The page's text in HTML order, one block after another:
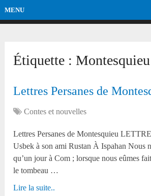
MENU
Étiquette :Montesquieu
Lettres Persanes de
Contes et nouvelles
Lettres Persanes de Montesquieu
Usbek à son ami Rustan À Ispahan Nous
qu’un jour à Com ; lorsque nous eûmes
le tombeau …
Lire la suite..